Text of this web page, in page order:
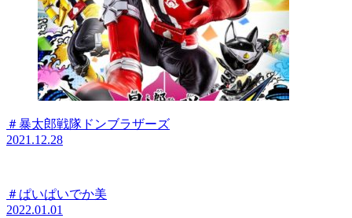
＃暴太郎戦隊ドンブラザーズ
2021.12.28
＃ぱいぱいでか美
2022.01.01